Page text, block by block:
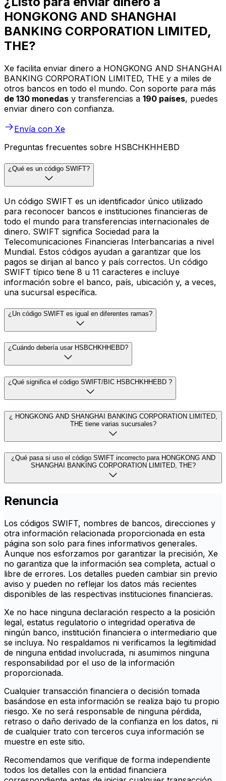
HONGKONG AND SHANGHAI
BANKING CORPORATION LIMITED,
THE?
Xe facilita enviar dinero a HONGKONG AND SHANGHAI
BANKING CORPORATION LIMITED, THE y a miles de
otros bancos en todo el mundo. Con soporte para más
de 130 monedas y transferencias a 190 países, puedes
enviar dinero con confianza.
Envía con Xe
Preguntas frecuentes sobre HSBCHKHHEBD
¿Qué es un código SWIFT?
Un código SWIFT es un identificador único utilizado
para reconocer bancos e instituciones financieras de
todo el mundo para transferencias internacionales de
dinero. SWIFT significa Sociedad para la
Telecomunicaciones Financieras Interbancarias a nivel
Mundial. Estos códigos ayudan a garantizar que los
pagos se dirijan al banco y país correctos. Un código
SWIFT típico tiene 8 u 11 caracteres e incluye
información sobre el banco, país, ubicación y, a veces,
una sucursal específica.
¿Un código SWIFT es igual en diferentes ramas?
¿Cuándo debería usar HSBCHKHHEBD?
¿Qué significa el código SWIFT/BIC HSBCHKHHEBD ?
¿ HONGKONG AND SHANGHAI BANKING CORPORATION LIMITED,
THE tiene varias sucursales?
¿Qué pasa si uso el código SWIFT incorrecto para HONGKONG AND
SHANGHAI BANKING CORPORATION LIMITED, THE?
Renuncia
Los códigos SWIFT, nombres de bancos, direcciones y
otra información relacionada proporcionada en esta
página son solo para fines informativos generales.
Aunque nos esforzamos por garantizar la precisión, Xe
no garantiza que la información sea completa, actual o
libre de errores. Los detalles pueden cambiar sin previo
aviso y pueden no reflejar los datos más recientes
disponibles de las respectivas instituciones financieras.
Xe no hace ninguna declaración respecto a la posición
legal, estatus regulatorio o integridad operativa de
ningún banco, institución financiera o intermediario que
se incluya. No respaldamos ni verificamos la legitimidad
de ninguna entidad involucrada, ni asumimos ninguna
responsabilidad por el uso de la información
proporcionada.
Cualquier transacción financiera o decisión tomada
basándose en esta información se realiza bajo tu propio
riesgo. Xe no será responsable de ninguna pérdida,
retraso o daño derivado de la confianza en los datos, ni
de cualquier trato con terceros cuya información se
muestre en este sitio.
Recomendamos que verifique de forma independiente
todos los detalles con la entidad financiera